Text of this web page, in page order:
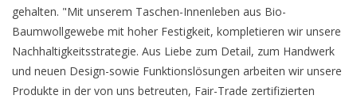
gehalten. "Mit unserem Taschen-Innenleben aus Bio-
Baumwollgewebe mit hoher Festigkeit, kompletieren wir unsere
Nachhaltigkeitsstrategie. Aus Liebe zum Detail, zum Handwerk
und neuen Design-sowie Funktionslösungen arbeiten wir unsere
Produkte in der von uns betreuten, Fair-Trade zertifizierten